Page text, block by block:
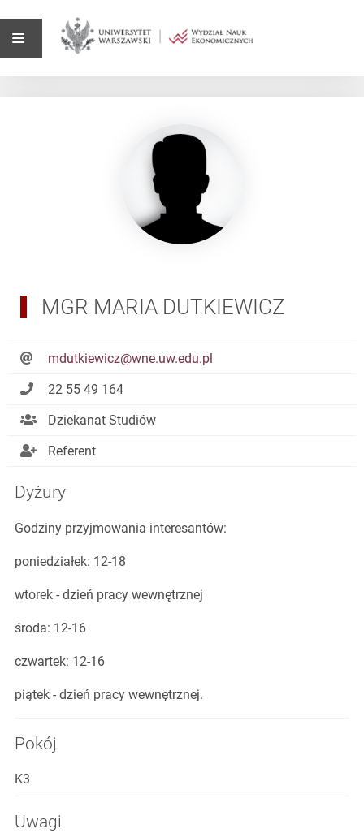
MGR MARIA DUTKIEWICZ
mdutkiewicz@wne.uw.edu.pl
22 55 49 164
Dziekanat Studiów
Referent
Dyżury
Godziny przyjmowania interesantów:
poniedziałek: 12-18
wtorek - dzień pracy wewnętrznej
środa: 12-16
czwartek: 12-16
piątek - dzień pracy wewnętrznej.
Pokój
K3
Uwagi